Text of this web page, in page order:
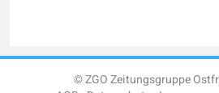
© ZGO Zeitungsgruppe